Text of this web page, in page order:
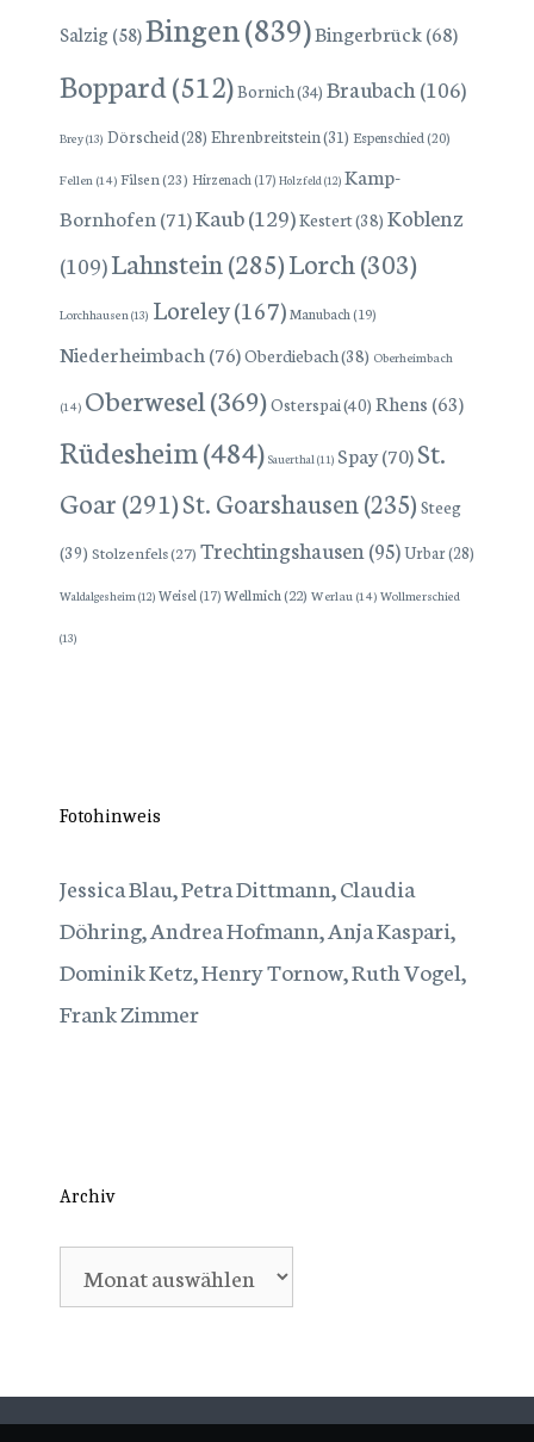
Salzig(58)Bingen(839)Bingerbrück(68)
Boppard(512)Bornich(34) Braubach(106)
Brey(13) Dörscheid(28) Ehrenbreitstein(31) Espenschied(20)
Fellen (14) Filsen(23) Hirzenach(17) Holzfeld(12) Kamp-
Bornhofen (71)Kaub(129)Kestert(38) Koblenz
(109)Lahnstein(285)Lorch(303)
Lorchhausen(13) Loreley(167)Manubach(19)
Niederheimbach (76)Oberdiebach(38) Oberheimbach
(14) Oberwesel(369)Osterspai(40) Rhens (63)
Rüdesheim(484) Sauerthal(11) Spay(70)St.
Goar(291)St. Goarshausen(235) Steeg
(39) Stolzenfels(27) Trechtingshausen(95)Urbar(28)
Waldalgesheim(12) Weisel(17)Wellmich(22) Werlau (14) Wollmerschied
(13)
Fotohinweis
Jessica Blau, Petra Dittmann, Claudia
Döhring, Andrea Hofmann, Anja Kaspari,
Dominik Ketz, Henry Tornow, Ruth Vogel,
Frank Zimmer
Archiv
Archiv